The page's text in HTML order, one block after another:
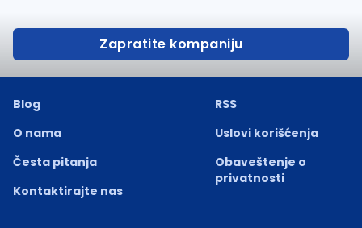
Zapratite kompaniju
Blog
O nama
Česta pitanja
Kontaktirajte nas
RSS
Uslovi korišćenja
Obaveštenje o
privatnosti